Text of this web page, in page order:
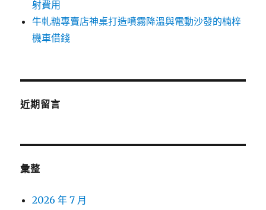
射費用
牛軋糖專賣店神桌打造噴霧降溫與電動沙發的楠梓
機車借錢
近期留言
彙整
2026 年 7 月